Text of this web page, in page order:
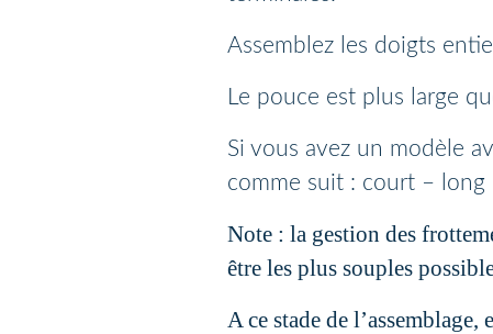
Assemblez les doigts
Le pouce est plus large
Si vous avez un modèle
comme suit : court –
Note : la gestion des
être les plus souples
A ce stade de